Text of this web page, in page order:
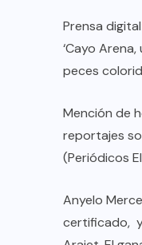
Prensa digital
‘Cayo
peces
Mención de
reportajes
(Periódicos
Anyelo
certificado,